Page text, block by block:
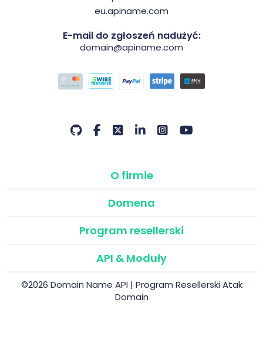
eu.apiname.com
E-mail do zgłoszeń nadużyć:
domain@apiname.com
O firmie
Domena
Program resellerski
API & Moduły
©2026 Domain Name API | Program Resellerski Atak
Domain